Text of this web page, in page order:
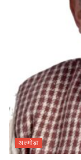
अल्मोड़ा